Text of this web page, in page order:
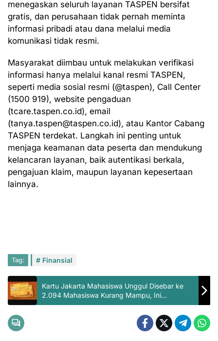
menegaskan seluruh layanan TASPEN bersifat
gratis, dan perusahaan tidak pernah meminta
informasi pribadi atau dana melalui media
komunikasi tidak resmi.
Masyarakat diimbau untuk melakukan verifikasi
informasi hanya melalui kanal resmi TASPEN,
seperti media sosial resmi (@taspen), Call Center
(1500 919), website pengaduan
(tcare.taspen.co.id), email
(tanya.taspen@taspen.co.id), atau Kantor Cabang
TASPEN terdekat. Langkah ini penting untuk
menjaga keamanan data peserta dan mendukung
kelancaran layanan, baik autentikasi berkala,
pengajuan klaim, maupun layanan kepesertaan
lainnya.
Tag: Finansial
Kartu Jakarta Mahasiswa Unggul Disebar ke
2.094 Mahasiswa Kurang Mampu, Ini
Manfaatnya